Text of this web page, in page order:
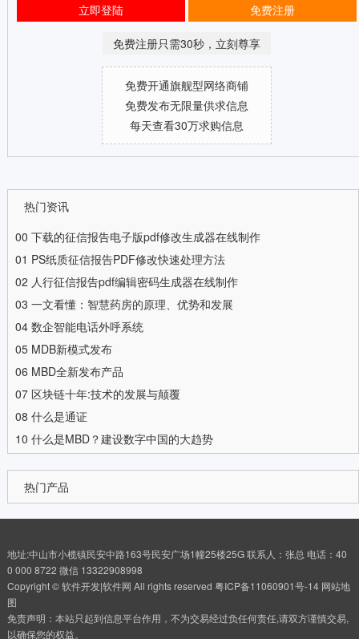
立即登陆 免费注册
免费注册只需30秒，立刻尊享
免费开通旗舰型网络商铺
免费发布无限量供求信息
每天查看30万求购信息
热门资讯
00 下载的征信报告电子版pdf修改生成器在线制作
01 PS纸质征信报告PDF修改快速处理方法
02 人行征信报告pdf编辑密码生成器在线制作
03 一文看懂：智慧药房的原理、优势和发展
04 数企智能电话外呼系统
05 MDB新模式发布
06 MBD全新发布产品
07 区块链十年:技术的发展与颠覆
08 什么是通证
10 什么是MBD？建设数字中国的大趋势
热门产品
地址:中山市小榄镇民安中路163号民安广场1幢25楼25G 联系人：张总 电话：40
0 000 8722 微信 13322908998
Copyright © 软件开发|软件网 All rights reserved 粤ICP备11060901号-14 网站地
图
免责声明：本站只起到信息平台作用，不为交易经过负任何责任,请双方谨慎交易,
以确保您的权益。